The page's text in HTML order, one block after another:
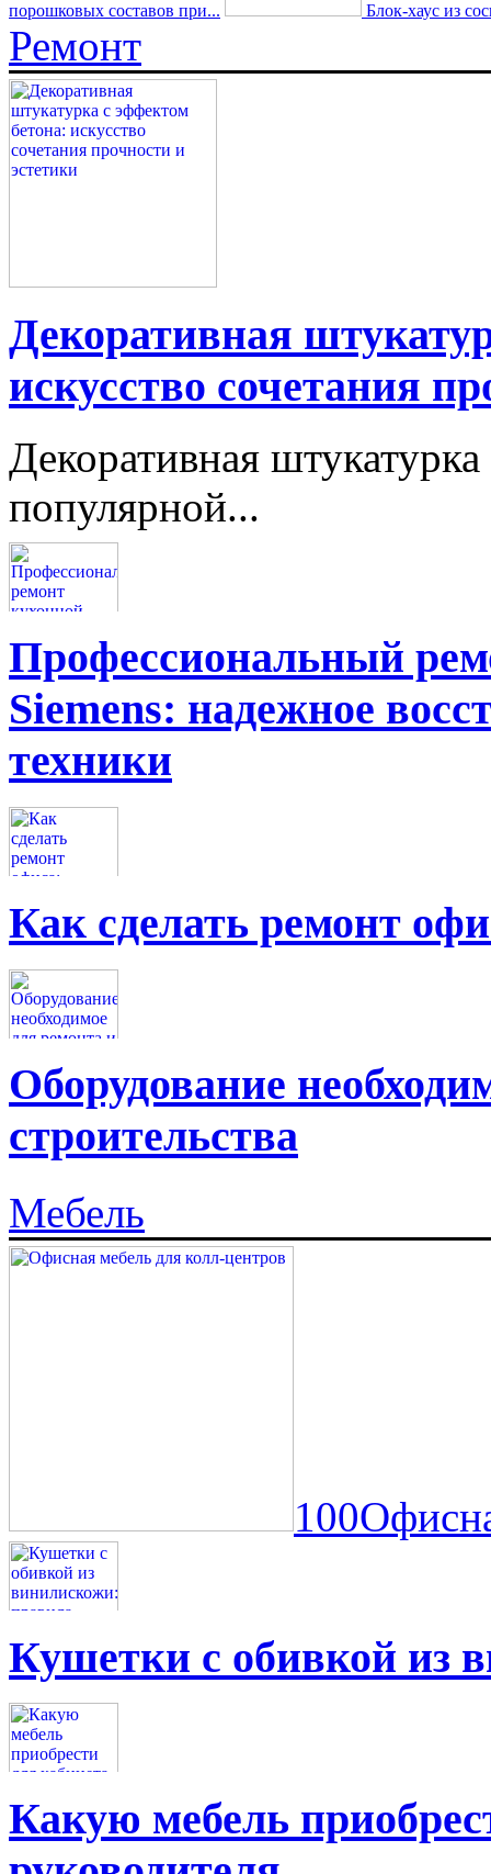
порошковых составов при... Блок-хаус из
Ремонт
Декоративная
искусство сочетания
Декоративная
популярной...
Профессиональный
Siemens: надежное
техники
Как сделать ремонт
Оборудование
строительства
Мебель
Кушетки с обивкой из
Какую мебель